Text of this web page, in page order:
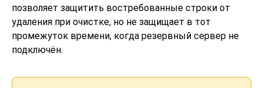
позволяет защитить востребованные строки от
удаления при очистке, но не защищает в тот
промежуток времени, когда резервный сервер не
подключён.